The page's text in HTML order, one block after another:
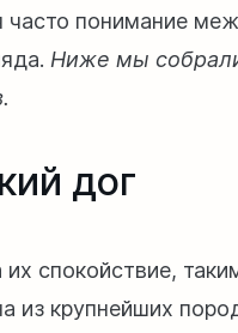
часто понимание
Ниже мы
дог
спокойствие,
из крупнейших